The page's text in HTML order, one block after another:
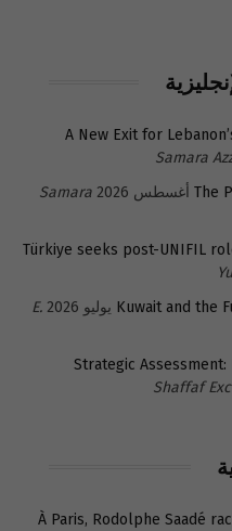
A New Exit for
Samara
The
Samara
Türkiye seeks post-UNIFIL
Kuwait and the
E.
Strategic
Shaffaf
À Paris, Rodolphe Saadé